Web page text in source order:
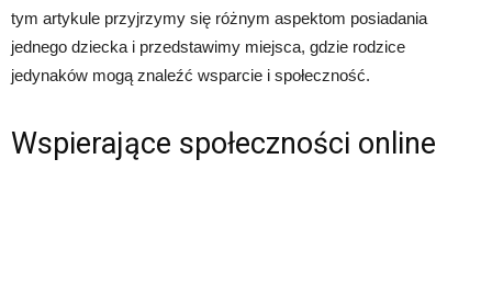
tym artykule przyjrzymy się różnym aspektom posiadania
jednego dziecka i przedstawimy miejsca, gdzie rodzice
jedynaków mogą znaleźć wsparcie i społeczność.
Wspierające społeczności online